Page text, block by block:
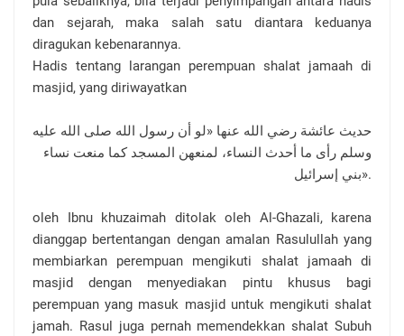
dan sejarah, maka salah satu diantara keduanya
diragukan kebenarannya.
Hadis tentang larangan perempuan shalat jamaah di
masjid, yang diriwayatkan
حديث عائشة رضي الله عنها «لو أن رسول الله صلى الله عليه
وسلم رأى ما أحدث النساء، لمنعهن المسجد كما منعت نساء
بني إسرائيل».
oleh Ibnu khuzaimah ditolak oleh Al-Ghazali, karena
dianggap bertentangan dengan amalan Rasulullah yang
membiarkan perempuan mengikuti shalat jamaah di
masjid dengan menyediakan pintu khusus bagi
perempuan yang masuk masjid untuk mengikuti shalat
jamah. Rasul juga pernah memendekkan shalat Subuh